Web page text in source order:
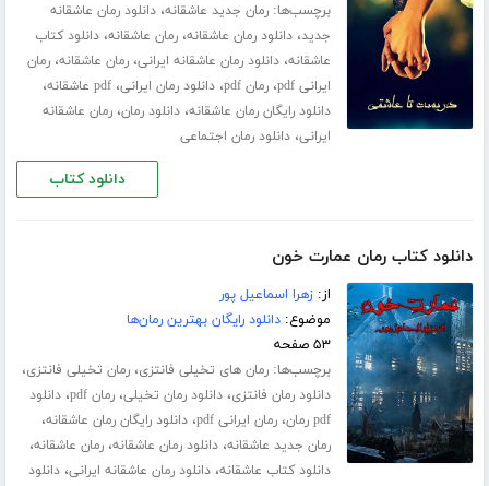
برچسب‌ها:رمان جدید عاشقانه،دانلود رمان عاشقانه
جدید،دانلود رمان عاشقانه،رمان عاشقانه،دانلود کتاب
عاشقانه،دانلود رمان عاشقانه ایرانی،رمان عاشقانه،رمان
ایرانی pdf
،رمان pdf ،دانلود رمان ایرانی،pdf عاشقانه ،
دانلود رایگان رمان عاشقانه،دانلود رمان،رمان عاشقانه
ایرانی،دانلود رمان اجتماعی
دانلود کتاب
دانلود کتاب رمان عمارت خون
از:زهرا اسماعیل پور
موضوع:دانلود رایگان بهترین رمان‌ها
۵۳ صفحه
برچسب‌ها:رمان های تخیلی فانتزی،رمان تخیلی فانتزی،
دانلود رمان فانتزی،دانلود رمان تخیلی،رمان pdf ،دانلود
pdf رمان
،رمان ایرانی pdf ،دانلود رایگان رمان عاشقانه،
رمان جدید عاشقانه،دانلود رمان عاشقانه،رمان عاشقانه،
دانلود کتاب عاشقانه،دانلود رمان عاشقانه ایرانی،دانلود